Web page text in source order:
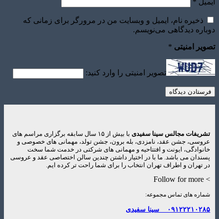
*
ذخیره نام، ایمیل و وبسایت من در مرورگر برای زمانی که
دیدگاهی می‌نویسم.
امنیتی*
تصویر امنیتی را وارد کنید:
مجالس سینا سفیدی
با بیش از ۱۵ سال سابقه برگزاری مراسم های
جشن عقد، نامزدی، بله برون، جشن تولد، مهمانی های خصوصی و
ایونت و افتتاحیه و مهمانی های شرکتی در خدمت شما سخت
می باشد. ما با در اختیار داشتن چندین سالن اختصاصی عقد و عروسی
تهران و اطراف تهران انتخاب را برای شما راحت تر کرده ایم.
های تماس مجموعه:
سینا سفیدی